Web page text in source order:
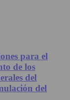
para el
de los
del
del